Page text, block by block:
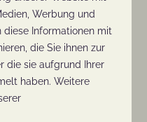
im Ferienpark „De
in einem
Ferienhäuser.
Reiseziel, um
Werbung und
diese Informationen mit
die Sie ihnen zur
die sie aufgrund Ihrer
haben. Weitere